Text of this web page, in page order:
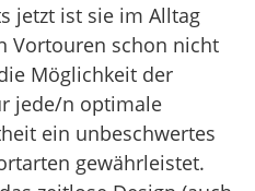
jetzt ist sie im Alltag
Vortouren schon nicht
Möglichkeit der
jede/n optimale
ein unbeschwertes
gewährleistet.